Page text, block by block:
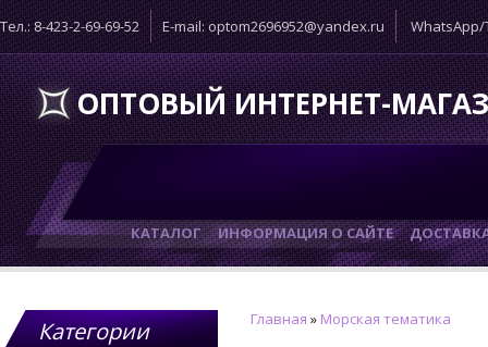
Тел.: 8-423-2-69-69-52 E-mail: optom2696952@yandex.ru WhatsApp/
ОПТОВЫЙ ИНТЕРНЕТ-
КАТАЛОГ ИНФОРМАЦИЯ О САЙТЕ
Категории Главная » Морская тематика